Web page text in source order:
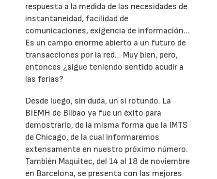
respuesta a la medida de las necesidades de
instantaneidad, facilidad de
comunicaciones, exigencia de información…
Es un campo enorme abierto a un futuro de
transacciones por la red… Muy bien, pero,
entonces ¿sigue teniendo sentido acudir a
las ferias?
Desde luego, sin duda, un sí rotundo. La
BIEMH de Bilbao ya fue un éxito para
demostrarlo, de la misma forma que la IMTS
de Chicago, de la cual informaremos
extensamente en nuestro próximo número.
También Maquitec, del 14 al 18 de noviembre
en Barcelona, se presenta con las mejores